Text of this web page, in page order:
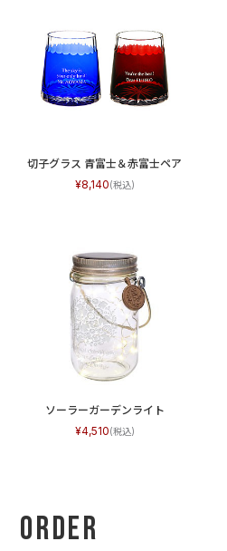
切子グラス 青富士＆赤富士ペア
8,140
ソーラーガーデンライト
4,510
Order